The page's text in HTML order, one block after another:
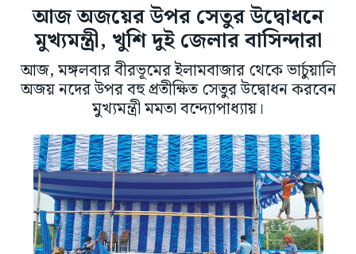
আজ অজয়ের উপর সেতুর উদ্বোধনে
মুখ্যমন্ত্রী, খুশি দুই জেলার বাসিন্দারা
আজ, মঙ্গলবার বীরভূমের ইলামবাজার থেকে ভার্চুয়ালি
অজয় নদের উপর বহু প্রতীক্ষিত সেতুর উদ্বোধন করবেন
মুখ্যমন্ত্রী মমতা বন্দ্যোপাধ্যায়।